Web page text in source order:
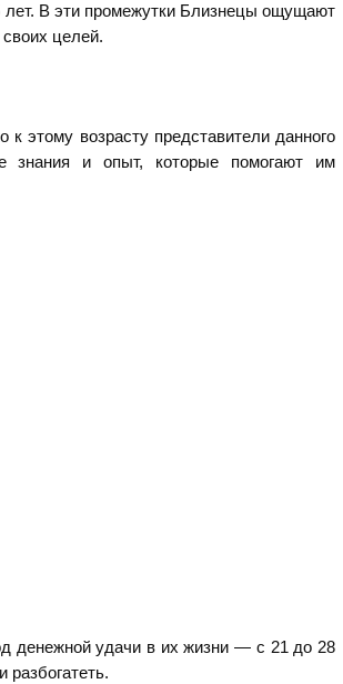
В эти промежутки Близнецы ощущают
целей.
этому возрасту представители данного
знания и опыт, которые помогают им
денежной удачи в их жизни — с 21 до 28
разбогатеть.